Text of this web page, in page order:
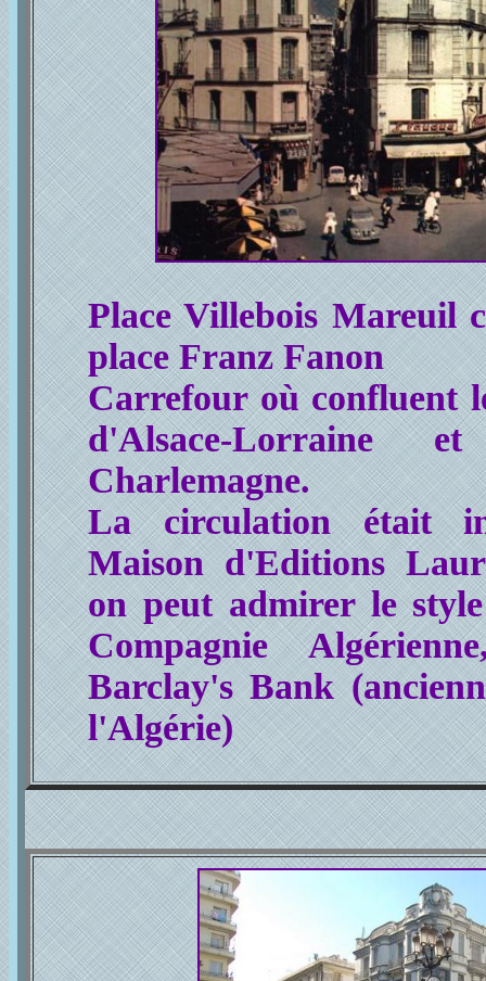
Place Villebois Mareuil
place Franz Fanon
Carrefour où confluent
d'Alsace-Lorraine
Charlemagne.
La circulation était
Maison d'Editions
on peut admirer le
Compagnie
Barclay's Bank
l'Algérie)